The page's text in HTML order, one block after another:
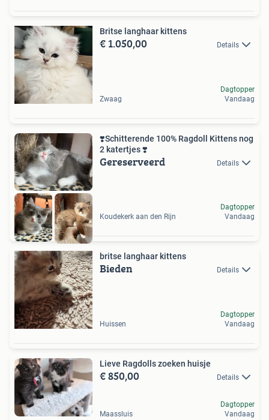
Britse langhaar kittens
€ 1.050,00 Details
Zwaag
Dagtopper
Vandaag
❣️️Schitterende 100% Ragdoll Kittens nog
2 katertjes ❣️️
Gereserveerd Details
Koudekerk aan den Rijn
Dagtopper
Vandaag
britse langhaar kittens
Bieden Details
Huissen
Dagtopper
Vandaag
Lieve Ragdolls zoeken huisje
€ 850,00 Details
Maassluis
Dagtopper
Vandaag